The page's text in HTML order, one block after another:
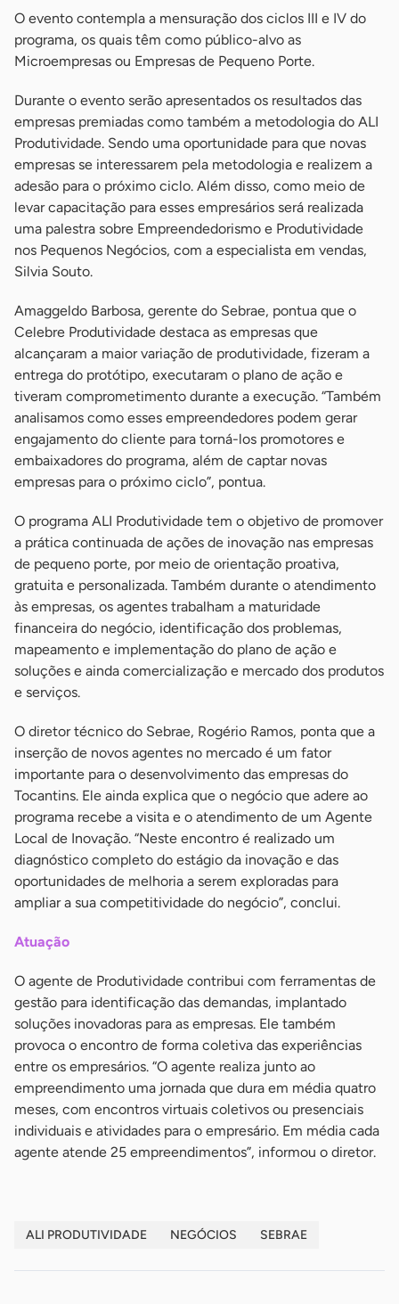
O evento contempla a mensuração dos ciclos III e IV do
programa, os quais têm como público-alvo as
Microempresas ou Empresas de Pequeno Porte.
Durante o evento serão apresentados os resultados das
empresas premiadas como também a metodologia do ALI
Produtividade. Sendo uma oportunidade para que novas
empresas se interessarem pela metodologia e realizem a
adesão para o próximo ciclo. Além disso, como meio de
levar capacitação para esses empresários será realizada
uma palestra sobre Empreendedorismo e Produtividade
nos Pequenos Negócios, com a especialista em vendas,
Silvia Souto.
Amaggeldo Barbosa, gerente do Sebrae, pontua que o
Celebre Produtividade destaca as empresas que
alcançaram a maior variação de produtividade, fizeram a
entrega do protótipo, executaram o plano de ação e
tiveram comprometimento durante a execução. “Também
analisamos como esses empreendedores podem gerar
engajamento do cliente para torná-los promotores e
embaixadores do programa, além de captar novas
empresas para o próximo ciclo”, pontua.
O programa ALI Produtividade tem o objetivo de promover
a prática continuada de ações de inovação nas empresas
de pequeno porte, por meio de orientação proativa,
gratuita e personalizada. Também durante o atendimento
às empresas, os agentes trabalham a maturidade
financeira do negócio, identificação dos problemas,
mapeamento e implementação do plano de ação e
soluções e ainda comercialização e mercado dos produtos
e serviços.
O diretor técnico do Sebrae, Rogério Ramos, ponta que a
inserção de novos agentes no mercado é um fator
importante para o desenvolvimento das empresas do
Tocantins. Ele ainda explica que o negócio que adere ao
programa recebe a visita e o atendimento de um Agente
Local de Inovação. “Neste encontro é realizado um
diagnóstico completo do estágio da inovação e das
oportunidades de melhoria a serem exploradas para
ampliar a sua competitividade do negócio”, conclui.
Atuação
O agente de Produtividade contribui com ferramentas de
gestão para identificação das demandas, implantado
soluções inovadoras para as empresas. Ele também
provoca o encontro de forma coletiva das experiências
entre os empresários. “O agente realiza junto ao
empreendimento uma jornada que dura em média quatro
meses, com encontros virtuais coletivos ou presenciais
individuais e atividades para o empresário. Em média cada
agente atende 25 empreendimentos”, informou o diretor.
ALI PRODUTIVIDADE NEGÓCIOS SEBRAE